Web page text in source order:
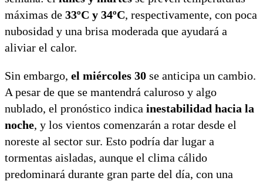
máximas de 33ºC y 34ºC, respectivamente, con poca
nubosidad y una brisa moderada que ayudará a
aliviar el calor.
Sin embargo, el miércoles 30 se anticipa un cambio.
A pesar de que se mantendrá caluroso y algo
nublado, el pronóstico indica inestabilidad hacia la
noche, y los vientos comenzarán a rotar desde el
noreste al sector sur. Esto podría dar lugar a
tormentas aisladas, aunque el clima cálido
predominará durante gran parte del día, con una